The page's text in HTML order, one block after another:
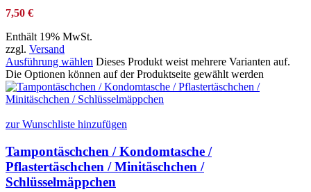
7,50 €
Enthält 19% MwSt.
zzgl. Versand
Ausführung wählen Dieses Produkt weist mehrere Varianten auf.
Die Optionen können auf der Produktseite gewählt werden
zur Wunschliste hinzufügen
Tampontäschchen / Kondomtasche /
Pflastertäschchen / Minitäschchen /
Schlüsselmäppchen